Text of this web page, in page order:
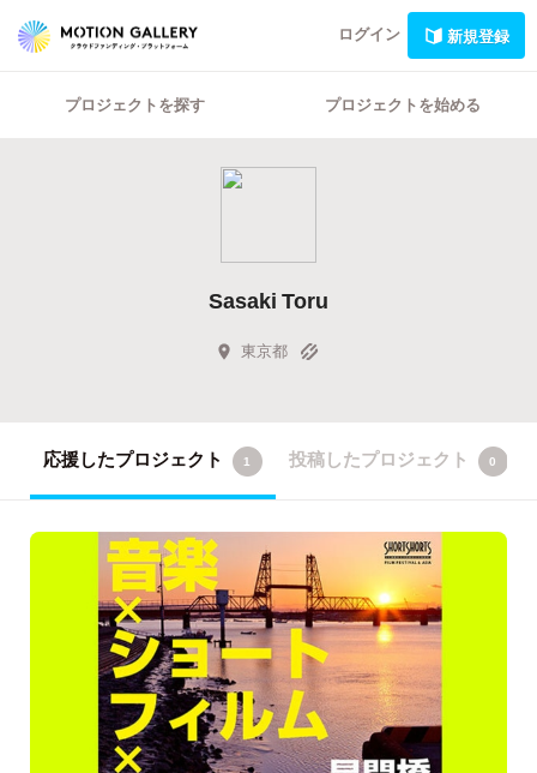
ログイン 新規登録
プロジェクトを探す プロジェクトを始める
Sasaki Toru
東京都
応援したプロジェクト 1 投稿したプロジェクト 0